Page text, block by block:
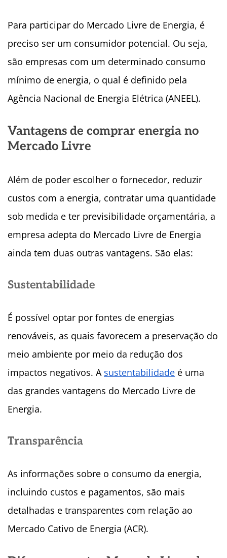
Para participar do Mercado Livre de Energia, é
preciso ser um consumidor potencial. Ou seja,
são empresas com um determinado consumo
mínimo de energia, o qual é definido pela
Agência Nacional de Energia Elétrica (ANEEL).
Vantagens de comprar energia no
Mercado Livre
Além de poder escolher o fornecedor, reduzir
custos com a energia, contratar uma quantidade
sob medida e ter previsibilidade orçamentária, a
empresa adepta do Mercado Livre de Energia
ainda tem duas outras vantagens. São elas:
Sustentabilidade
É possível optar por fontes de energias
renováveis, as quais favorecem a preservação do
meio ambiente por meio da redução dos
impactos negativos. A sustentabilidade é uma
das grandes vantagens do Mercado Livre de
Energia.
Transparência
As informações sobre o consumo da energia,
incluindo custos e pagamentos, são mais
detalhadas e transparentes com relação ao
Mercado Cativo de Energia (ACR).